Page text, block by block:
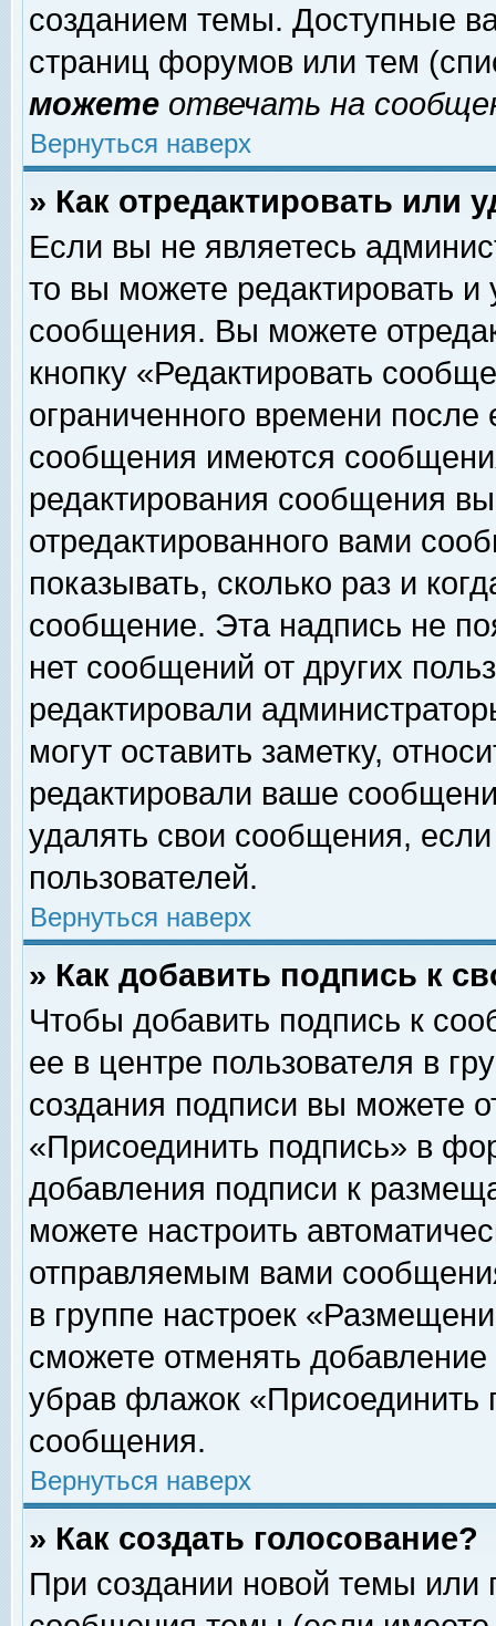
созданием темы. Доступные
страниц форумов или тем
можете отвечать на
Вернуться наверх
» Как отредактировать или
Если вы не являетесь
то вы можете редактировать и
сообщения. Вы можете
кнопку «Редактировать
ограниченного времени
сообщения имеются
редактирования сообщения
отредактированного вами
показывать, сколько раз и
сообщение. Эта надпись не
нет сообщений от других
редактировали
могут оставить заметку,
редактировали ваше
удалять свои сообщения,
пользователей.
Вернуться наверх
» Как добавить подпись к
Чтобы добавить подпись к
ее в центре пользователя в
создания подписи вы можете
«Присоединить подпись» в
добавления подписи к
можете настроить
отправляемым вами
в группе настроек
сможете отменять
убрав флажок «Присоединить
сообщения.
Вернуться наверх
» Как создать голосование?
При создании новой темы или